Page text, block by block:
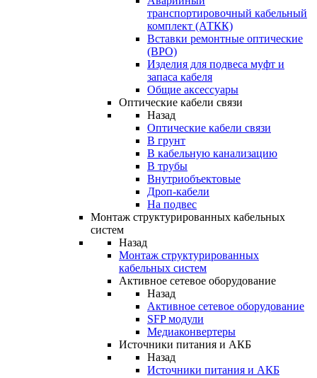
транспортировочный кабельный
комплект (АТКК)
Вставки ремонтные оптические
(ВРО)
Изделия для подвеса муфт и
запаса кабеля
Общие аксессуары
Оптические кабели связи
Назад
Оптические кабели связи
В грунт
В кабельную канализацию
В трубы
Внутриобъектовые
Дроп-кабели
На подвес
Монтаж структурированных кабельных
систем
Назад
Монтаж структурированных
кабельных систем
Активное сетевое оборудование
Назад
Активное сетевое оборудование
SFP модули
Медиаконвертеры
Источники питания и АКБ
Назад
Источники питания и АКБ